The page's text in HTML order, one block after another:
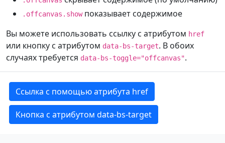
.offcanvas.showпоказывает содержимое
Вы можете использовать ссылку с атрибутом href
или кнопку с атрибутом data-bs-target. В обоих
случаях требуется data-bs-toggle="offcanvas".
Ссылка с помощью атрибута href
Кнопка с атрибутом data-bs-target